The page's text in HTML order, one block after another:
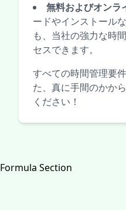
無料およびオンラ
ードやインストール
も、当社の強力な時
セスできます。
すべての時間管理要
た、真に手間のかか
ください！
Formula Section